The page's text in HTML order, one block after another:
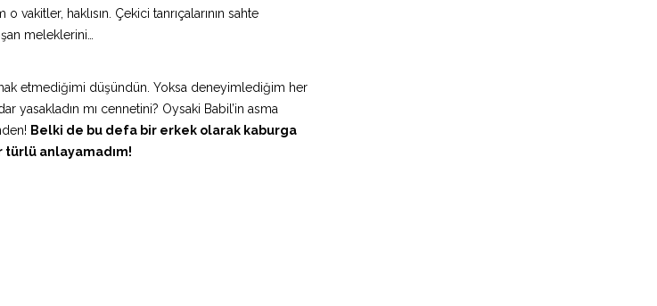
vakitler, haklısın. Çekici tanrıçalarının sahte
meleklerini…
etmediğimi düşündün. Yoksa deneyimlediğim her
yasakladın mı cennetini? Oysaki Babil’in asma
Belki de bu defa bir erkek olarak kaburga
türlü anlayamadım!